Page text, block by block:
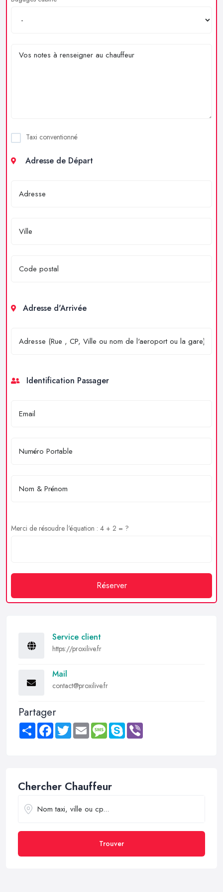
Taxi conventionné
Adresse de Départ
Adresse d'Arrivée
Identification Passager
Merci de résoudre l'équation : 4 + 2 = ?
Réserver
Service client
https://proxilive.fr
Mail
contact@proxilive.fr
Partager
Share FacebookTwitter Email MessageSkype
Chercher Chauffeur
Trouver